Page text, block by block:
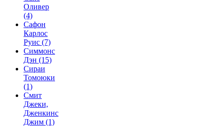
Оливер
(4)
Сафон
Карлос
Руис (7)
Симмонс
Дэн (15)
Сираи
Томоюки
(1)
Смит
Джеки,
Дженкинс
Джим (1)